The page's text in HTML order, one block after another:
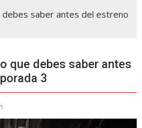
debes saber antes del estreno
que debes saber antes
3